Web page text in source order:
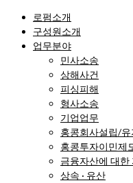
로펌소개
구성원소개
업무분야
민사소송
상해사건
피싱피해
형사소송
기업업무
홍콩회사설립/유
홍콩투자이민제
금융자산에 대한
상속 · 유산